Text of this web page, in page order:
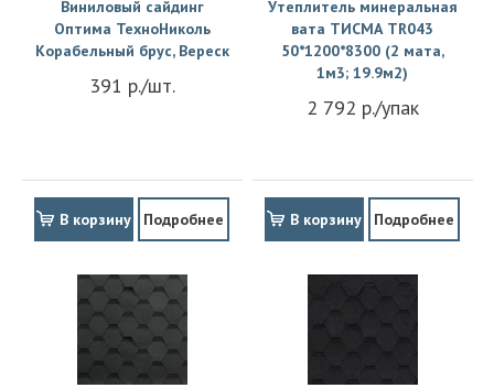
Виниловый сайдинг
Оптима ТехноНиколь
Корабельный брус, Вереск
391 р./шт.
В корзину Подробнее
Утеплитель минеральная
вата ТИСМА TR043
50*1200*8300 (2 мата,
1м3; 19.9м2)
2 792 р./упак
В корзину Подробнее